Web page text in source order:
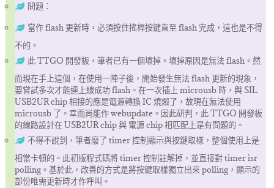
問題：
當作 flash 更新時，必須按住搖桿按鍵直至 flash 完成，這也是不得
不的。
此 TTGO 開發板，筆者已有一個壞掉。壞掉原因是無法 flash。然
而現在手上這個，在使用一陣子後，開始發生無法 flash 更新的現象，
要嘗試多次才能連上線成功 flash。在一次插上 microusb 時，與 SIL
USB2UR chip 相接的應是電源轉換 IC 燒燬了，故現在無法使用
microusb 了。幸而尚能作 webupdate。因此研判，此 TTGO 開發板
的線路設計在 USB2UR chip 與 電源 chip 相匹配上是有問題的。
不得不說到，筆者廢了 timer 控制顯示與按鍵取樣，整個使用上是
相當卡頓的。此初版程式碼將 timer 控制註解掉，並直接對 timer isr
polling。基於此，改善的方式是將按鍵取樣獨立出來 polling，顯示的
部份唯需更新時才作呼叫。